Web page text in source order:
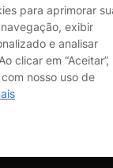
@ASSPRA
para aprimorar
exibir
e analisar
clicar em “Aceitar”,
nosso uso de